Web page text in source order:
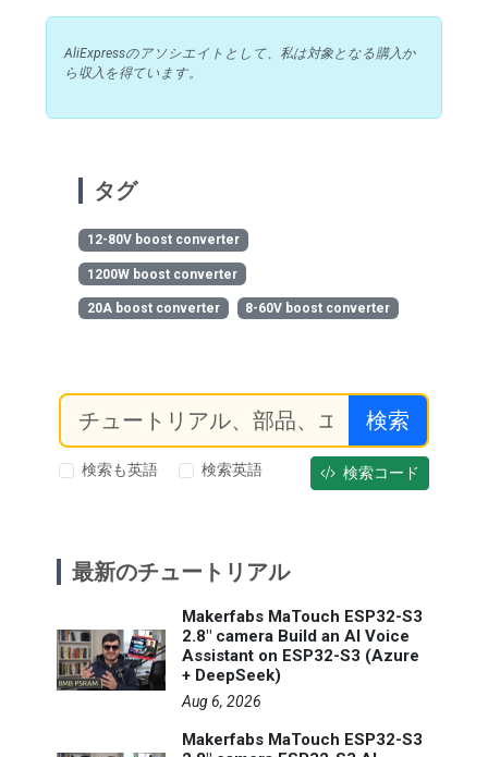
AliExpressのアソシエイトとして、私は対象となる購入か
ら収入を得ています。
タグ
12-80V boost converter
1200W boost converter
20A boost converter 8-60V boost converter
検索
検索も英語 検索英語 検索コード
最新のチュートリアル
Makerfabs MaTouch ESP32-S3
2.8" camera Build an AI Voice
Assistant on ESP32-S3 (Azure
+ DeepSeek)
Aug 6, 2026
Makerfabs MaTouch ESP32-S3